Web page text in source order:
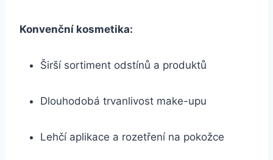
Konvenční kosmetika:
Širší sortiment odstínů a produktů
Dlouhodobá trvanlivost make-upu
Lehčí aplikace a rozetření ​na pokožce